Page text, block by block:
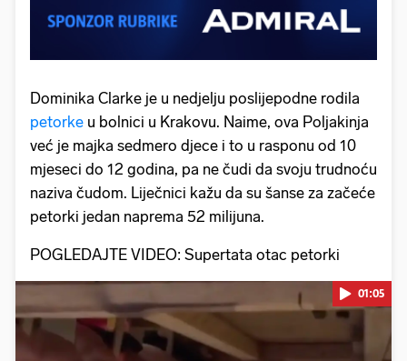
Dominika Clarke je u nedjelju poslijepodne rodila
petorke u bolnici u Krakovu. Naime, ova Poljakinja
već je majka sedmero djece i to u rasponu od 10
mjeseci do 12 godina, pa ne čudi da svoju trudnoću
naziva čudom. Liječnici kažu da su šanse za začeće
petorki jedan naprema 52 milijuna.
POGLEDAJTE VIDEO: Supertata otac petorki
01:05